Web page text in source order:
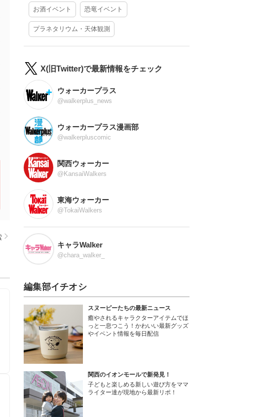
お酒イベント 恐竜イベント
プラネタリウム・天体観測
X(旧Twitter)で最新情報をチェック
ウォーカープラス
@walkerplus_news
ウォーカープラス漫画部
@walkerpluscomic
関西ウォーカー
@KansaiWalkers
東海ウォーカー
@TokaiWalkers
キャラWalker
@chara_walker_
編集部イチオシ
スヌーピーたちの最新ニュース
癒やされるキャラクターアイテムでほ
っと一息つこう！かわいい最新グッズ
やイベント情報を毎日配信
関西のイオンモールで新発見！
子どもと楽しめる新しい遊び方をママ
ライター達が現地から最新リポ！